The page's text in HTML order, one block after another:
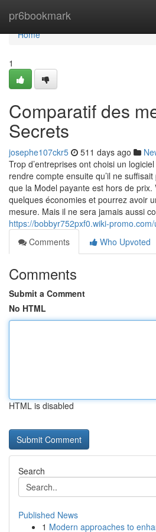
pr6bookmark
Home
Home
1
Comparatif des
Secrets
josephe107ckr5 511 days ago
Trop d’entreprises ont choisi un
rendre compte ensuite qu’il ne
que la Model payante est hors de prix.
quelques économies et pourrez avoir
mesure. Mais il ne sera jamais aussi
https://bobbyr752pxf0.wiki-
Comments
Who Upvoted
Comments
Submit a Comment
No HTML
HTML is disabled
Search
Published News
1 Modern approaches to